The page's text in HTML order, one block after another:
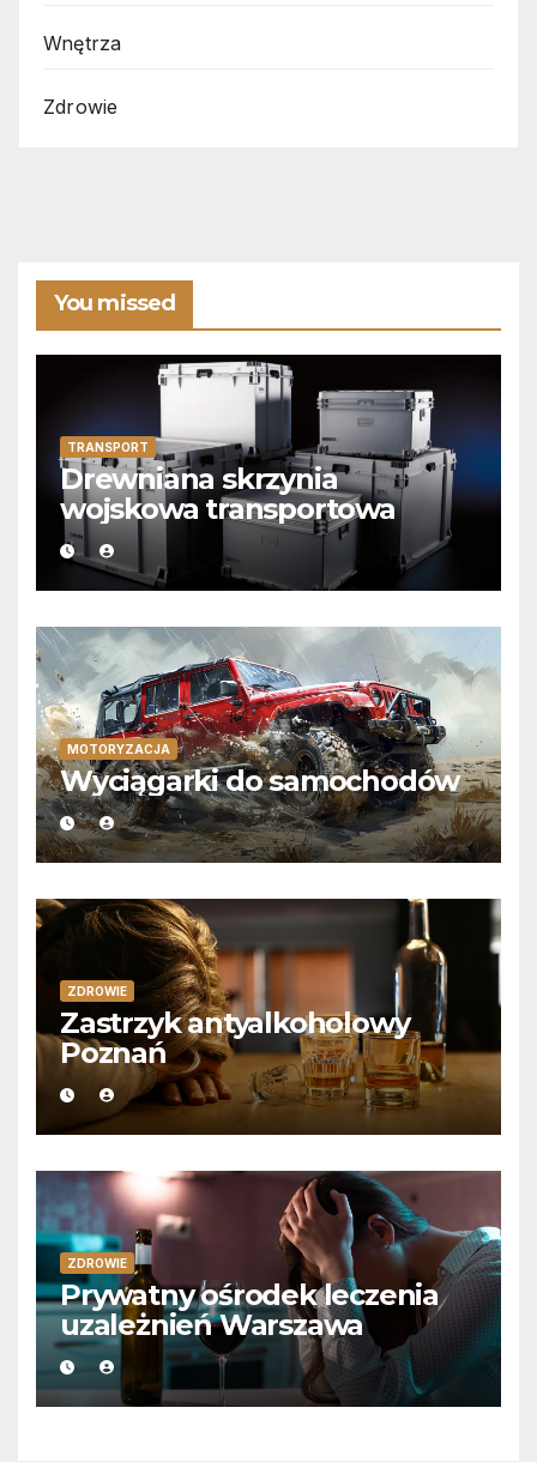
Wnętrza
Zdrowie
You missed
TRANSPORT
Drewniana skrzynia
wojskowa transportowa
MOTORYZACJA
Wyciągarki do samochodów
ZDROWIE
Zastrzyk antyalkoholowy
Poznań
ZDROWIE
Prywatny ośrodek leczenia
uzależnień Warszawa